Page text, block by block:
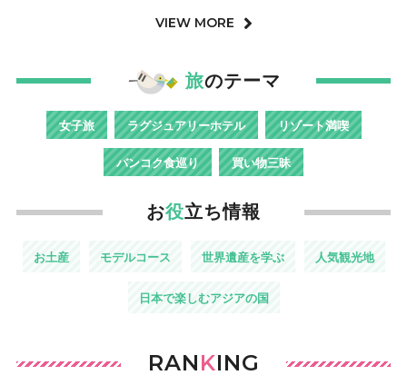
VIEW MORE
旅のテーマ
女子旅 ラグジュアリーホテル リゾート満喫
バンコク食巡り 買い物三昧
お役立ち情報
お土産 モデルコース 世界遺産を学ぶ 人気観光地
日本で楽しむアジアの国
RANKING